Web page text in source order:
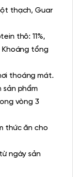
thạch, Guar
thô: 11%,
Khoáng tổng
thoáng mát.
sản phẩm
vòng 3
thức ăn cho
ngày sản